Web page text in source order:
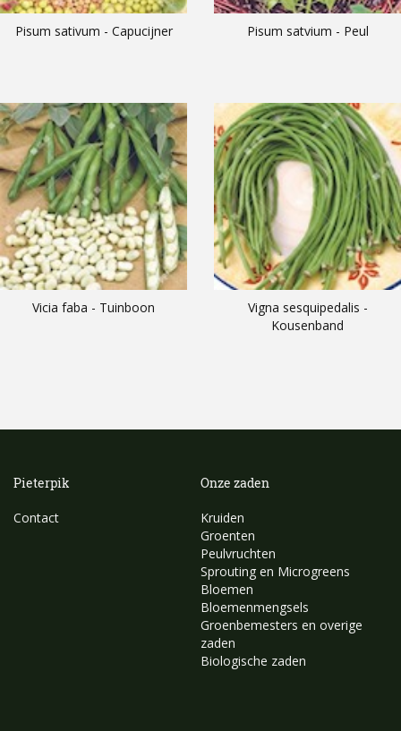
Pisum sativum - Capucijner Pisum satvium - Peul
Vicia faba - Tuinboon
Vigna sesquipedalis -
Kousenband
Pieterpik
Contact
Onze zaden
Kruiden
Groenten
Peulvruchten
Sprouting en Microgreens
Bloemen
Bloemenmengsels
Groenbemesters en overige
zaden
Biologische zaden